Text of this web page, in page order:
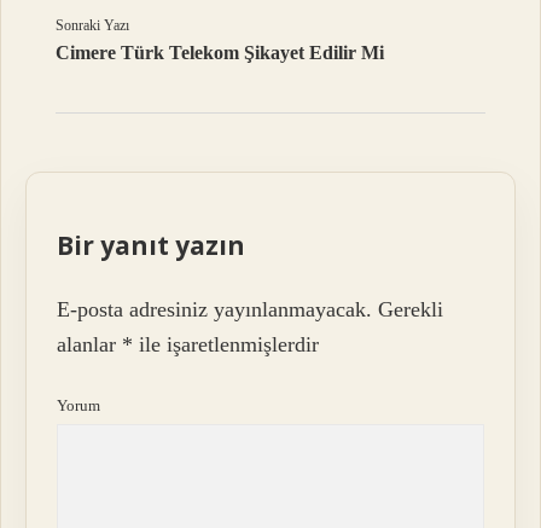
Sonraki Yazı
Cimere Türk Telekom Şikayet Edilir Mi
Bir yanıt yazın
E-posta adresiniz yayınlanmayacak. Gerekli
alanlar * ile işaretlenmişlerdir
Yorum